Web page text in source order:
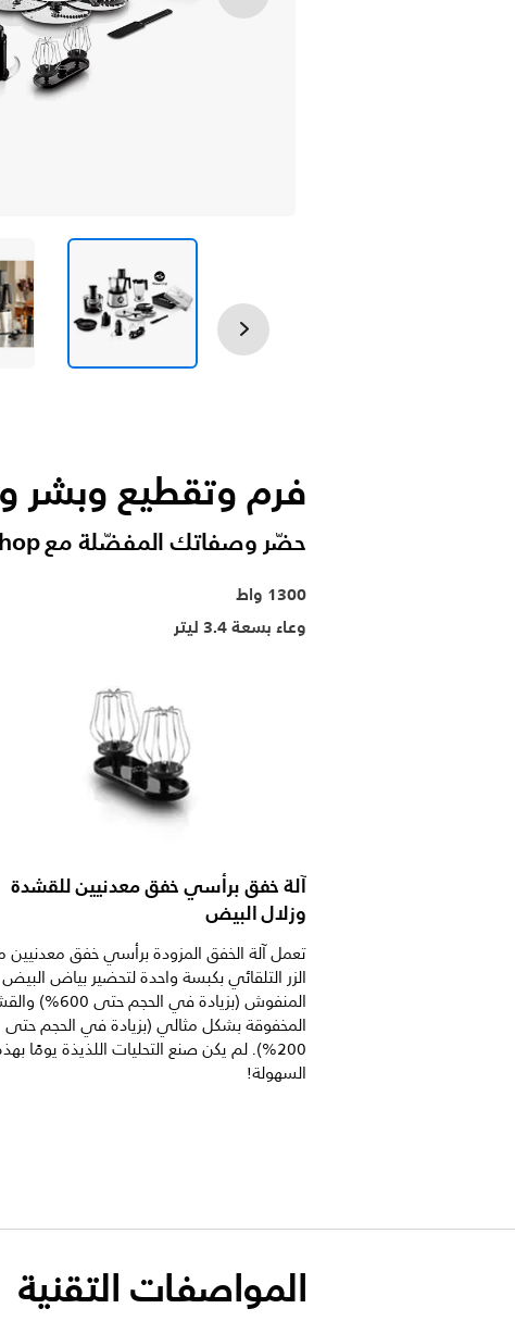
فرم وتقطيع
حضّر وصفاتك المفضّلة مع PowerChop والمزيد غير ذلك
1300 واط
وعاء بسعة 3.4 ليتر
آلة خفق برأسي خفق معدنيين للقشدة
وزلال البيض
تعمل آلة الخفق المزودة برأسي خفق معدنيين
الزر التلقائي بكبسة واحدة لتحضير بياض البيض
المنفوش (بزيادة في الحجم
المخفوقة بشكل مثالي (بزيادة في الحجم حتى
200%). لم يكن صنع التحليات اللذيذة يومًا
السهولة!
المواصفات التقنية